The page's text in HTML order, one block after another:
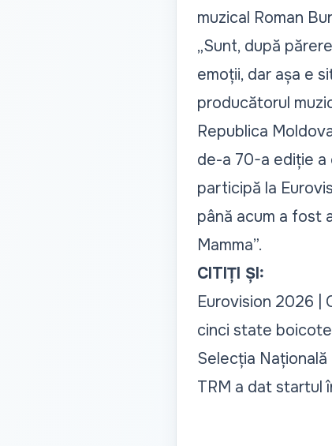
muzical Roman
„Sunt, după
emoții, dar așa e
producătorul
Republica
de-a 70-a ediție a
participă la
până acum a fost
Mamma”.
CITIȚI ȘI:
Eurovision 2026 |
cinci state
Selecția
TRM a dat startul